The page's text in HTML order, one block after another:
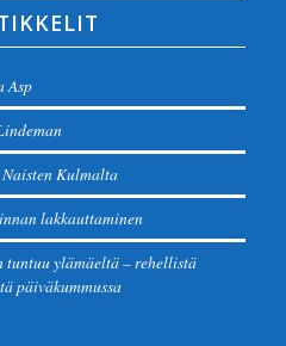
Asp
Kulmalta
lakkauttaminen
ylämäeltä – rehellistä
päiväkummussa